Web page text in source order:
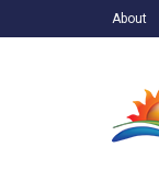
About